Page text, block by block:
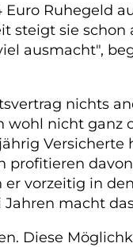
Ruhegeld
sie schon
ausmacht",
nichts
nicht ganz
profitieren
vorzeitig in
macht
Diese